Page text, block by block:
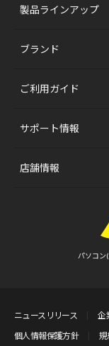
製品ラインアップ
ブランド
ご利用ガイド
サポート情報
店舗情報
パソコン
ニュースリリース 企
個人情報保護方針
規